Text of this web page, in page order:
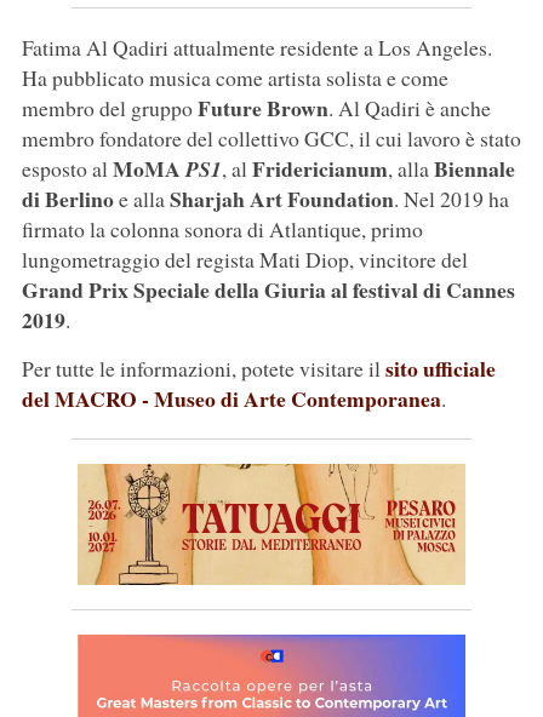
Fatima Al Qadiri attualmente residente a Los Angeles.
Ha pubblicato musica come artista solista e come
membro del gruppoFuture Brown. Al Qadiri è anche
membro fondatore del collettivo GCC, il cui lavoro è stato
esposto alMoMAPS1, alFridericianum, allaBiennale
di Berlinoe allaSharjah Art Foundation. Nel 2019 ha
firmato la colonna sonora di Atlantique, primo
lungometraggio del regista Mati Diop, vincitore del
Grand Prix Speciale della Giuria al festival di Cannes
2019.
Per tutte le informazioni, potete visitare ilsito ufficiale
del MACRO - Museo di Arte Contemporanea.